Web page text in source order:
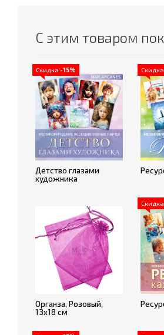
С этим товаром
Скидка -15%
Детство глазами
художника
Скидка
Органза, Розовый,
13х18 см
Скидка